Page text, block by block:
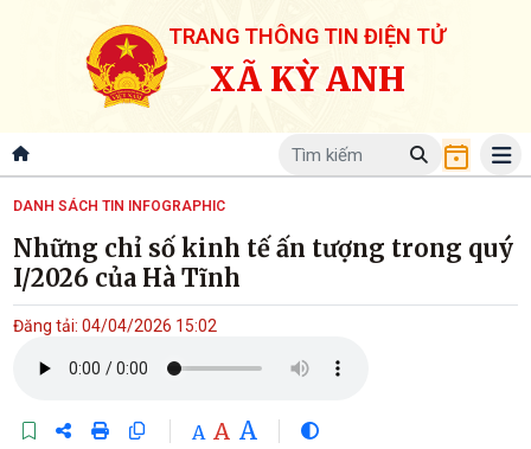
TRANG THÔNG TIN ĐIỆN TỬ
XÃ KỲ ANH
DANH SÁCH TIN INFOGRAPHIC
Những chỉ số kinh tế ấn tượng trong quý
I/2026 của Hà Tĩnh
Đăng tải: 04/04/2026 15:02
A A A